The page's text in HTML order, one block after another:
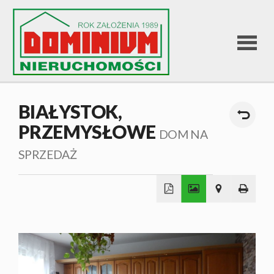
STRONA
OFERTA
BIAŁYSTOK,
PRZEMYSŁOWE DOM NA
SPRZEDAŻ
−